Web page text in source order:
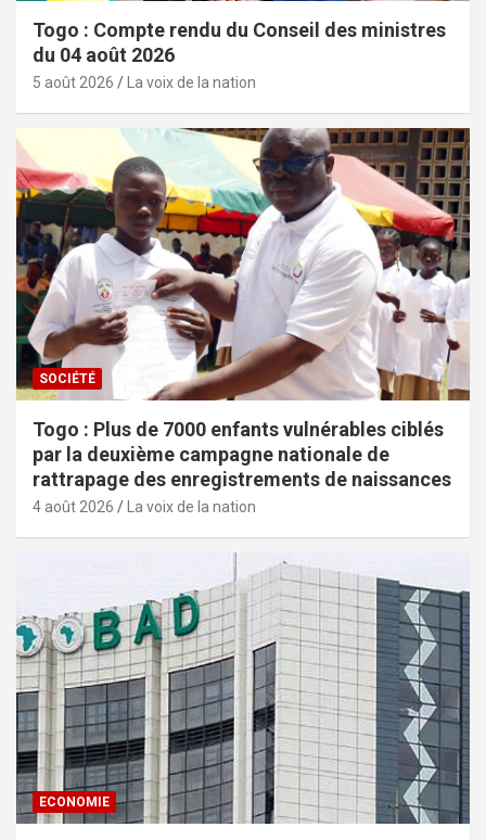
Togo : Compte rendu du Conseil des ministres
du 04 août 2026
5 août 2026 La voix de la nation
SOCIÉTÉ
Togo : Plus de 7000 enfants vulnérables ciblés
par la deuxième campagne nationale de
rattrapage des enregistrements de naissances
4 août 2026 La voix de la nation
ECONOMIE